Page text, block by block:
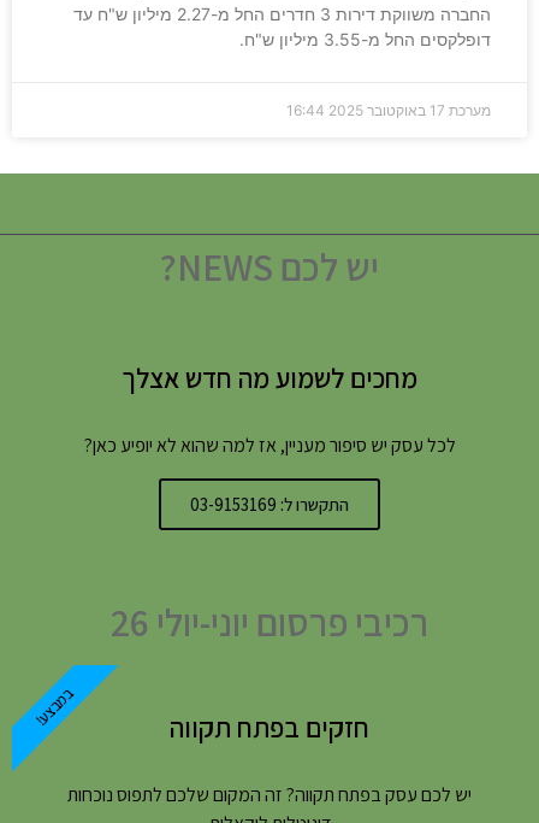
החברה משווקת דירות 3 חדרים החל מ-2.27 מיליון ש"ח עד
דופלקסים החל מ-3.55 מיליון ש"ח.
מערכת 17 באוקטובר 2025 16:44
יש לכם NEWS?
מחכים לשמוע מה חדש אצלך
לכל עסק יש סיפור מעניין, אז למה שהוא לא יופיע כאן?
התקשרו ל: 03-9153169
רכיבי פרסום יוני-יולי 26
חזקים בפתח תקווה
יש לכם עסק בפתח תקווה? זה המקום שלכם לתפוס נוכחות
במבצע!